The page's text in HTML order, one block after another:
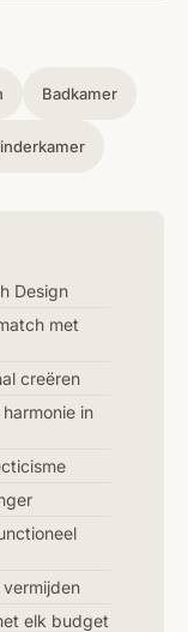
Badkamer
Design
met
creëren
in
elk budget